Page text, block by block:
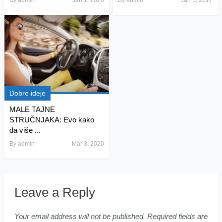
Dobre ideje
MALE TAJNE
STRUČNJAKA: Evo kako
da više ...
By admin Mar 3, 2020
Leave a Reply
Your email address will not be published. Required fields are